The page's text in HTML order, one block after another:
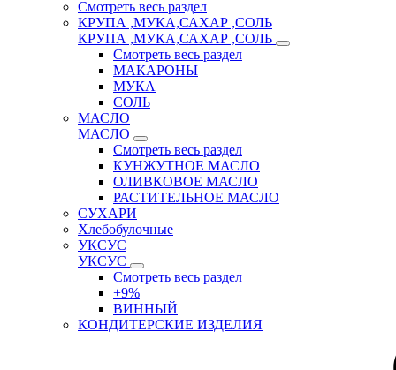
Смотреть весь раздел
КРУПА ,МУКА,САХАР ,СОЛЬ
КРУПА ,МУКА,САХАР ,СОЛЬ
Смотреть весь раздел
МАКАРОНЫ
МУКА
СОЛЬ
МАСЛО
МАСЛО
Смотреть весь раздел
КУНЖУТНОЕ МАСЛО
ОЛИВКОВОЕ МАСЛО
РАСТИТЕЛЬНОЕ МАСЛО
СУХАРИ
Хлебобулочные
УКСУС
УКСУС
Смотреть весь раздел
+9%
ВИННЫЙ
КОНДИТЕРСКИЕ ИЗДЕЛИЯ